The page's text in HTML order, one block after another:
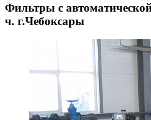
Фильтры с
ч. г.Чебоксары